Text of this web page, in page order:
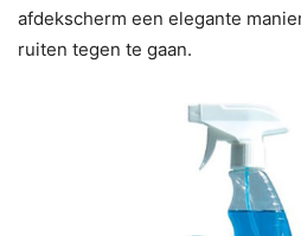
afdekscherm een elegante
ruiten tegen te gaan.